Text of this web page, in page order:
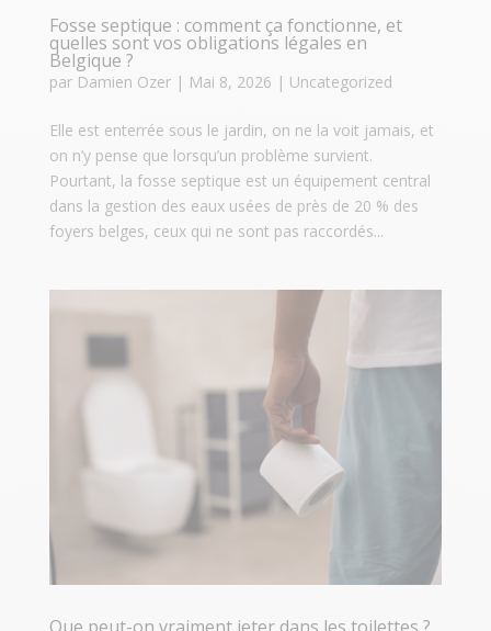
Fosse septique : comment ça fonctionne, et
quelles sont vos obligations légales en
Belgique ?
par Damien Ozer| Mai 8, 2026 | Uncategorized
Elle est enterrée sous le jardin, on ne la voit jamais, et
on n’y pense que lorsqu’un problème survient.
Pourtant, la fosse septique est un équipement central
dans la gestion des eaux usées de près de 20 % des
foyers belges, ceux qui ne sont pas raccordés...